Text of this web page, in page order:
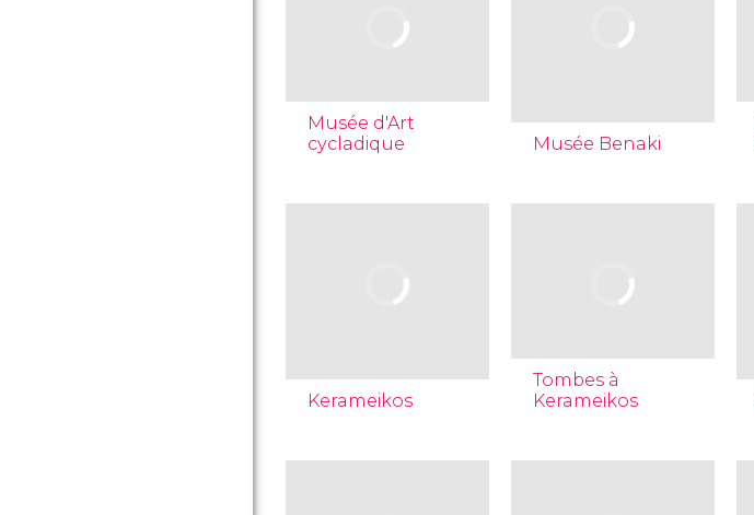
Musée d'Art
cycladique
Musée Benaki
Kerameikos
Tombes à
Kerameikos